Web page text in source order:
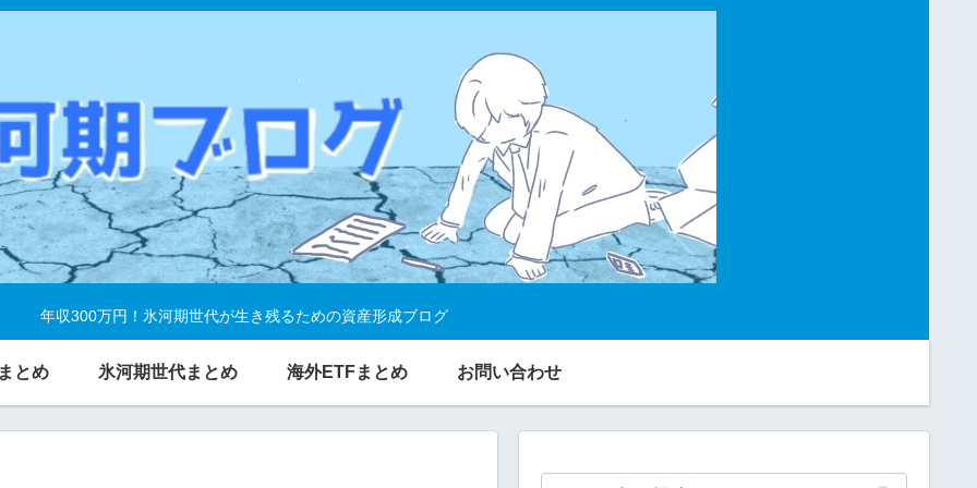
年収300万円！氷河期世代が生き残るための資産形成ブログ
とめ 氷河期世代まとめ 海外ETFまとめ お問い合わせ